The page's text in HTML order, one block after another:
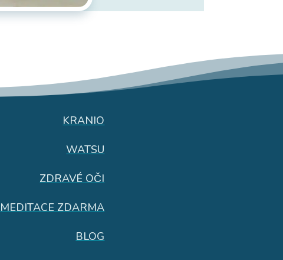
KRANIO
WATSU
ZDRAVÉ OČI
MEDITACE ZDARMA
BLOG